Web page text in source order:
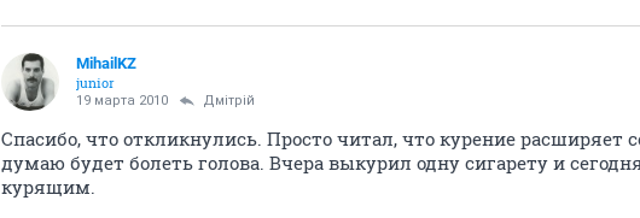
MihailKZ
junior
19 марта 2010 Дмiтрiй
Спасибо, что откликнулись. Просто читал, что курение
думаю будет болеть голова. Вчера выкурил одну сигарету и
курящим.